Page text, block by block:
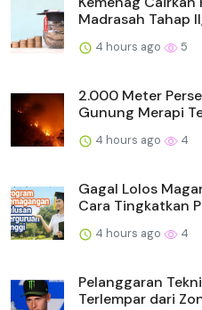
Madrasah Tahap
4 hours ago 5
2.000 Meter
Gunung Merapi
4 hours ago 4
Gagal Lolos
Cara Tingkatkan
4 hours ago 4
Pelanggaran
Terlempar dari